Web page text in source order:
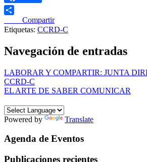
____ Compartir
Etiquetas: CCRD-C
Navegación de entradas
LABORAR Y COMPARTIR: JUNTA
CCRD-C
EL ARTE DE SABER COMUNICAR
Powered by Translate
Agenda de Eventos
Publicaciones recientes